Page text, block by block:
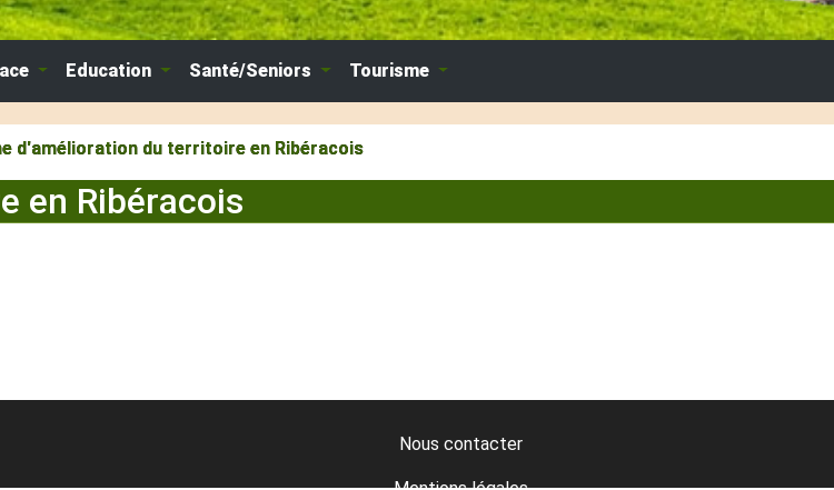
Education Santé/Seniors Tourisme
d'amélioration du territoire en Ribéracois
en Ribéracois
Nous contacter